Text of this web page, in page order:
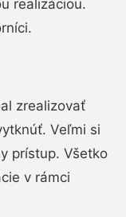
realizáciou.
zrealizovať
Veľmi si
prístup. Všetko
v rámci